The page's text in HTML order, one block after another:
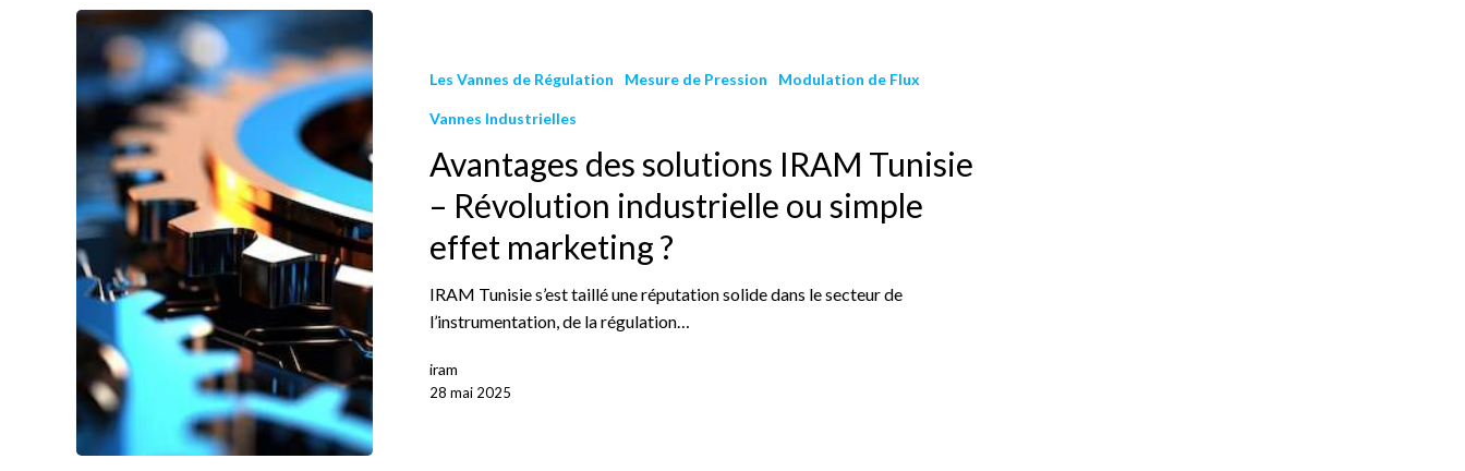
Les Vannes de Régulation Mesure de Pression Modulation de Flux
Vannes Industrielles
Avantages des solutions IRAM Tunisie
– Révolution industrielle ou simple
effet marketing ?
IRAM Tunisie s’est taillé une réputation solide dans le secteur de
l’instrumentation, de la régulation…
iram
28 mai 2025